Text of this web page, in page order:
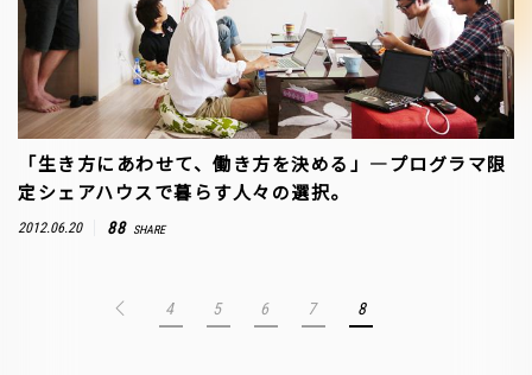
「生き方にあわせて、働き方を決める」―プログラマ限
定シェアハウスで暮らす人々の選択。
2012.06.20 88 SHARE
4 5 6 7 8